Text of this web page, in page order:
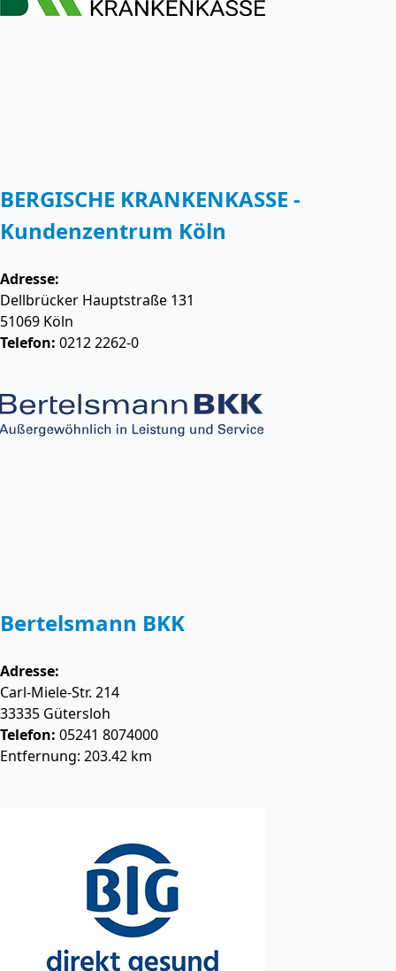
BERGISCHE KRANKENKASSE -
Kundenzentrum Köln
Adresse:
Dellbrücker Hauptstraße 131
51069 Köln
Telefon: 0212 2262-0
Bertelsmann BKK
Adresse:
Carl-Miele-Str. 214
33335 Gütersloh
Telefon: 05241 8074000
Entfernung: 203.42 km